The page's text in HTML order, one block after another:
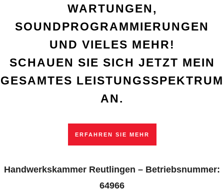
WARTUNGEN,
SOUNDPROGRAMMIERUNGEN
UND VIELES MEHR!
SCHAUEN SIE SICH JETZT MEIN
GESAMTES LEISTUNGSSPEKTRUM
AN.
ERFAHREN SIE MEHR
Handwerkskammer Reutlingen – Betriebsnummer:
64966